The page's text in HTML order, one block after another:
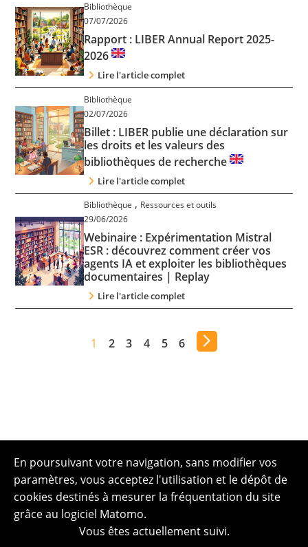
Bibliothèque
07/07/2026
Rapport : LIBER Annual Report 2025-
2026
Lire l'article complet
Bibliothèque
02/07/2026
Billet : LIBER publie une déclaration sur
les droits et les valeurs des
bibliothèques de recherche
Lire l'article complet
Bibliothèque , Ressources et outils
29/06/2026
Webinaire : Expérimentation Mistral
ESR : découvrez comment créer vos
agents IA et exploiter les bibliothèques
documentaires | Replay
Lire l'article complet
1 2 3 4 5 6
En poursuivant votre navigation, sans modifier vos
paramètres, vous acceptez l'utilisation et le dépôt de
cookies destinés à mesurer la fréquentation du site
grâce au logiciel Matomo.
Vous êtes actuellement suivi.